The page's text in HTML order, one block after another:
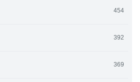
454
392
369